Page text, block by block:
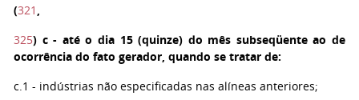
(321 ,
325) c- até o dia 15 (quinze) do mês subseqüente ao de
ocorrência do fato gerador, quando se tratar de:
c.1 - indústrias não especificadas nas alíneas anteriores;